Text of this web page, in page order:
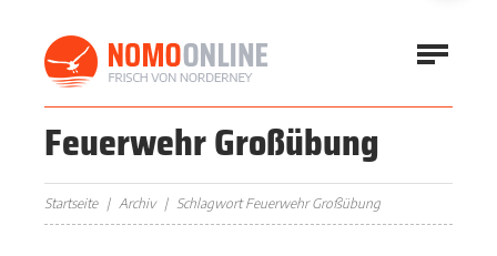
Feuerwehr Großübung
Startseite Archiv Schlagwort Feuerwehr Großübung